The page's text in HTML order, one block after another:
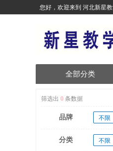
您好，欢迎来到 河北新星
全部分类
塑胶跑道
健身器材
塑木健身器材
筛选出 0 条数据
品牌 不限
分类 不限